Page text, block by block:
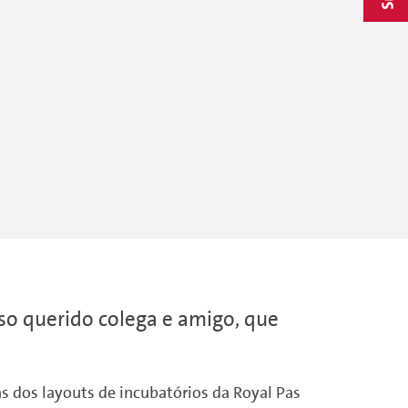
querido colega e amigo, que
dos layouts de incubatórios da Royal Pas